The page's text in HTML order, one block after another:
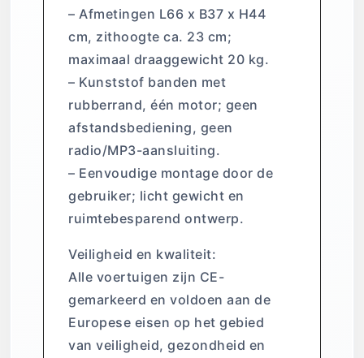
– Afmetingen L66 x B37 x H44
cm, zithoogte ca. 23 cm;
maximaal draaggewicht 20 kg.
– Kunststof banden met
rubberrand, één motor; geen
afstandsbediening, geen
radio/MP3-aansluiting.
– Eenvoudige montage door de
gebruiker; licht gewicht en
ruimtebesparend ontwerp.
Veiligheid en kwaliteit:
Alle voertuigen zijn CE-
gemarkeerd en voldoen aan de
Europese eisen op het gebied
van veiligheid, gezondheid en